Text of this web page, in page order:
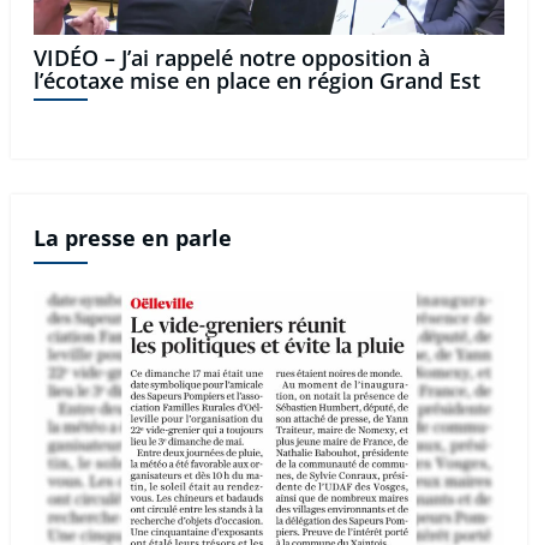
VIDÉO – J’ai rappelé notre opposition à
l’écotaxe mise en place en région Grand Est
La presse en parle